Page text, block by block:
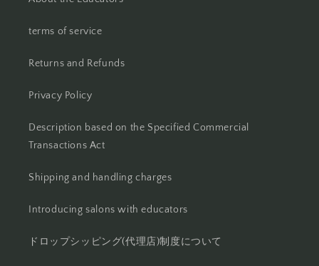
terms of service
Returns and Refunds
Privacy Policy
Description based on the Specified Commercial
Transactions Act
Shipping and handling charges
Introducing salons with educators
ドロップシッピング(代理店)制度について